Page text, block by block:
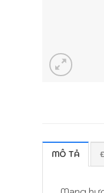
MÔ TẢ